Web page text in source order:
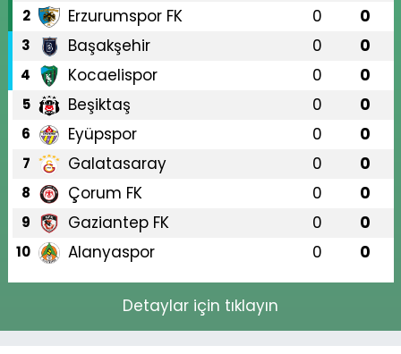
2 Erzurumspor FK 0 0
3 Başakşehir 0 0
4 Kocaelispor 0 0
5 Beşiktaş 0 0
6 Eyüpspor 0 0
7 Galatasaray 0 0
8 Çorum FK 0 0
9 Gaziantep FK 0 0
10 Alanyaspor 0 0
Detaylar için tıklayın